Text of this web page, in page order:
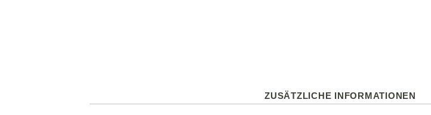
ZUSÄTZLICHE INFORMATIONEN